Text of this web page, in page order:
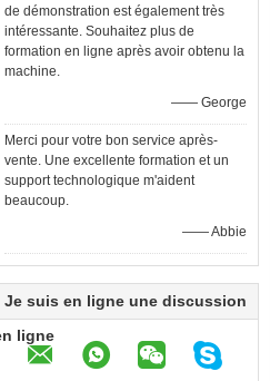
de démonstration est également très
intéressante. Souhaitez plus de
formation en ligne après avoir obtenu la
machine.
—— George
Merci pour votre bon service après-
vente. Une excellente formation et un
support technologique m'aident
beaucoup.
—— Abbie
Je suis en ligne une discussion
ligne